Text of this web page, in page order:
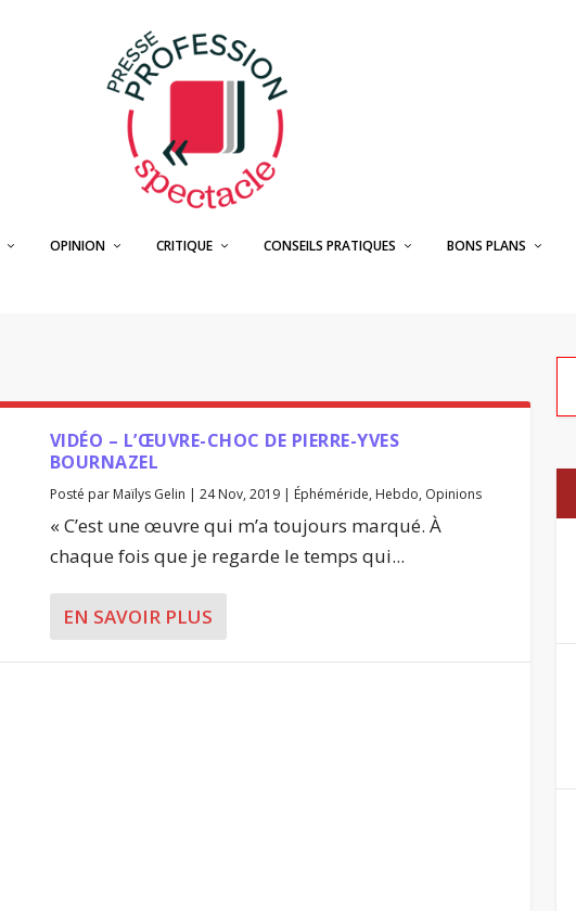
OPINION CRITIQUE CONSEILS PRATIQUES BONS PLANS
VIDÉO – L’ŒUVRE-CHOC DE PIERRE-YVES
BOURNAZEL
Posté par Maïlys Gelin | 24 Nov, 2019| Éphéméride, Hebdo, Opinions
« C’est une œuvre qui m’a toujours marqué. À
chaque fois que je regarde le temps qui...
EN SAVOIR PLUS